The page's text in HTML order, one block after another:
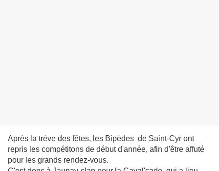
Après la trève des fêtes, les Bipèdes de Saint-Cyr ont
repris les compétitons de début d'année, afin d'être affuté
pour les grands rendez-vous.